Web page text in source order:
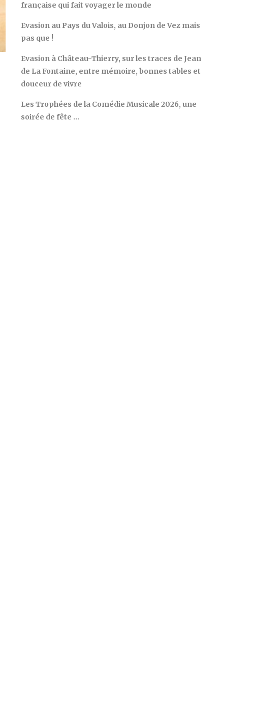
française qui fait voyager le monde
Evasion au Pays du Valois, au Donjon de Vez mais
pas que !
Evasion à Château-Thierry, sur les traces de Jean
de La Fontaine, entre mémoire, bonnes tables et
douceur de vivre
Les Trophées de la Comédie Musicale 2026, une
soirée de fête …